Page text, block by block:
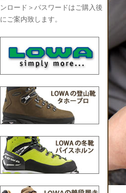
ンロード＞パスワードはご購入後
にご案内致します。